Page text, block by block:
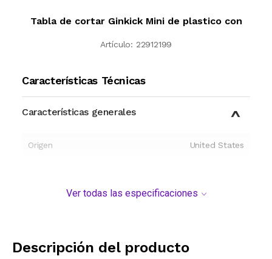
Tabla de cortar Ginkick Mini de plastico con
Artículo: 22912199
Características Técnicas
Características generales
Origen United States
Ver todas las especificaciones
Descripción del producto